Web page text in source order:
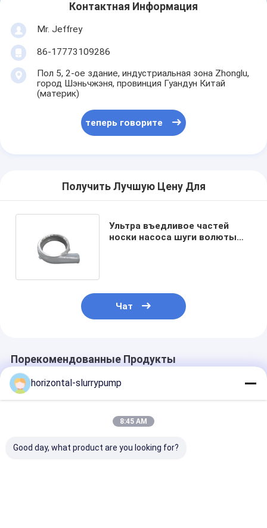
Контактная Информация
Mr. Jeffrey
86-17773109286
Пол 5, 2-ое здание, индустриальная зона Zhonglu,
город Шэньчжэня, провинция Гуандун Китай
(материк)
теперь говорите
Получить Лучшую Цену Для
Ультра въедливое частей
носки насоса шуги волюты
Чат
Порекомендованные Продукты
horizontal-slurrypump
8:45 AM
Good day, what product are you looking for?